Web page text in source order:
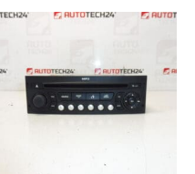
récent
au